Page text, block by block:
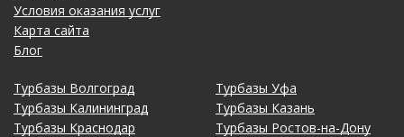
Условия оказания услуг
Карта сайта
Блог
Турбазы Волгоград
Турбазы Калининград
Турбазы Краснодар
Турбазы Уфа
Турбазы Казань
Турбазы Ростов-на-Дону